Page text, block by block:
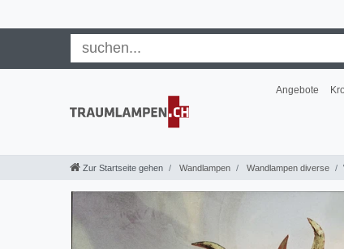
Angebote
Zur Startseite gehen Wandlampen Wandlampen diverse